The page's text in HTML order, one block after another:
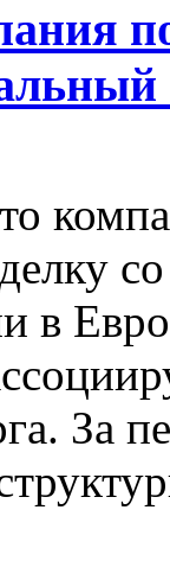
в
За